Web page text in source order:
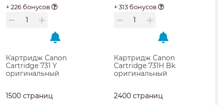
+ 226 бонусов
Картридж Canon
Cartridge 731 Y
оригинальный
1500 страниц
+ 313 бонусов
Картридж Canon
Cartridge 731H Bk
оригинальный
2400 страниц